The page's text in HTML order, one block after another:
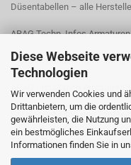
Diese Webseite
Technologien
Wir verwenden Cookies und
Drittanbietern, um die
gewährleisten, die Nutzung
ein bestmögliches
Informationen finden Sie in
Düsentabellen – alle
ARAG Techn. Infos Armaturen
ARAG Installation
ARAG Installation Armaturen
Lechler Behälter- und
TeeJet Technische